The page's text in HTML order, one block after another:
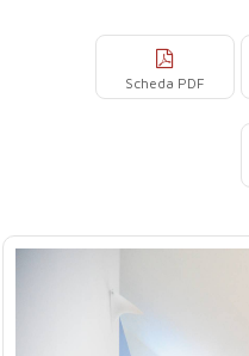
Scheda PDF